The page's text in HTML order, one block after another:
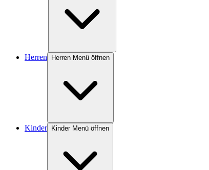
Herren Herren Menü öffnen
Kinder Kinder Menü öffnen